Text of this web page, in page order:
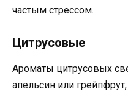
частым стрессом.
Цитрусовые
Ароматы цитрусовых
апельсин или